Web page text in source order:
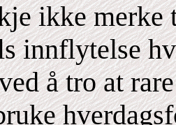
ikke merke
innflytelse
å tro at